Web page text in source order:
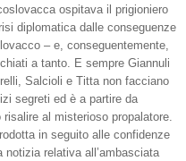
ospitava il prigioniero
diplomatica dalle conseguenze
– e, conseguentemente,
a tanto. E sempre Giannuli
Salcioli e Titta non facciano
segreti ed è a partire da
al misterioso propalatore.
in seguito alle confidenze
relativa all’ambasciata